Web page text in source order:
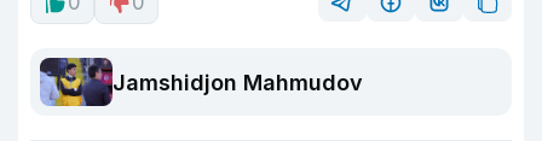
Jamshidjon Mahmudov